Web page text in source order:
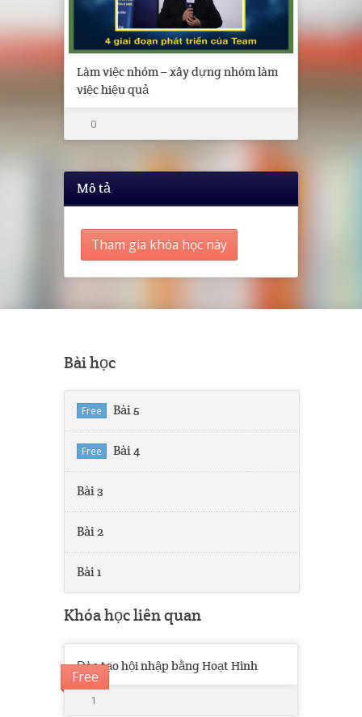
Làm việc nhóm – xây dựng nhóm làm
việc hiệu quả
0
Mô tả
Tham gia khóa học này
Bài học
Free Bài 5
Free Bài 4
Bài 3
Bài 2
Bài 1
Khóa học liên quan
Free
Đào tạo hội nhập bằng Hoạt Hình
1